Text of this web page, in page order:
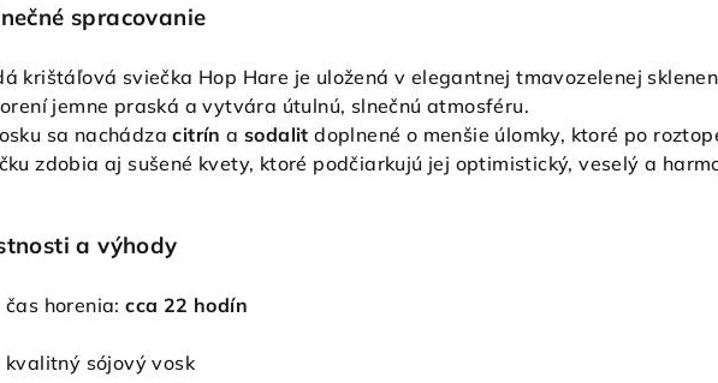
spracovanie
krištáľová sviečka Hop Hare je uložená v elegantnej tmavozelenej
jemne praská a vytvára útulnú, slnečnú atmosféru.
sa nachádzacitrín asodalit doplnené o menšie úlomky, ktoré po
zdobia aj sušené kvety, ktoré podčiarkujú jej optimistický, veselý a
a výhody
čas horenia:cca 22 hodín
kvalitný sójový vosk